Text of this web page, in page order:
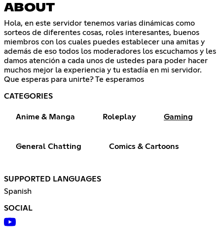
ABOUT
Hola, en este servidor tenemos varias dinámicas como
sorteos de diferentes cosas, roles interesantes, buenos
miembros con los cuales puedes establecer una amitas y
además de eso todos los moderadores los escuchamos y les
damos atención a cada unos de ustedes para poder hacer
muchos mejor la experiencia y tu estadía en mi servidor.
Que esperas para unirte? Te esperamos
CATEGORIES
Anime & Manga Roleplay Gaming
General Chatting Comics & Cartoons
SUPPORTED LANGUAGES
Spanish
SOCIAL